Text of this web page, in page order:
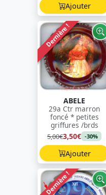
Ajouter
Dernière !
ABELE
29a Ctr marron
foncé * petites
griffures /brds
5,00€3,50€ -30%
Ajouter
Dernière !